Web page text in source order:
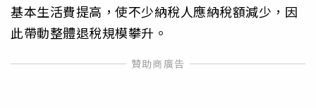
基本生活費提高，使不少納稅人應納稅額減少，因
此帶動整體退稅規模攀升。